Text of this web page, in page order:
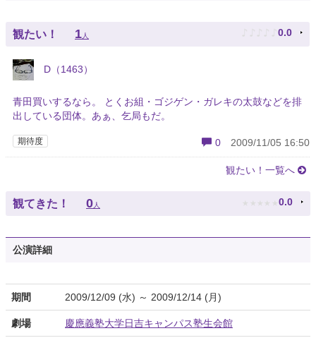
観たい！ 1人 ♪ ♪ ♪ ♪ ♪ 0.0
D（1463）
青田買いするなら。 とくお組・ゴジゲン・ガレキの太鼓などを排
出している団体。あぁ、乞局もだ。
期待度 0 2009/11/05 16:50
観たい！一覧へ
観てきた！ 0 人 ★ ★ ★ ★ ★ 0.0
公演詳細
期間 2009/12/09 (水) ～ 2009/12/14 (月)
劇場 慶應義塾大学日吉キャンパス塾生会館